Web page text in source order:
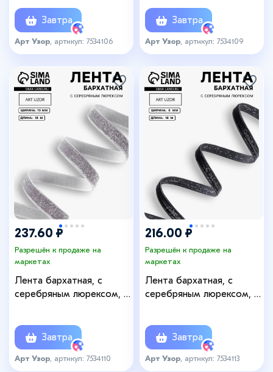
Завтра
Арт Узор , артикул: 7534106
Завтра
Арт Узор , артикул: 7534109
237.60 ₽
Разрешён к продаже на
маркетах
Лента бархатная, с
серебряным люрексом, 10
Завтра
Арт Узор , артикул: 7534110
216.00 ₽
Разрешён к продаже на
маркетах
Лента бархатная, с
серебряным люрексом, 6
Завтра
Арт Узор , артикул: 7534113